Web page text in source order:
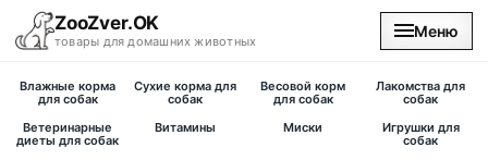
ZooZver.OK
товары для домашних животных
Меню
На главную
Влажные корма
для собак
Сухие корма для
собак
Весовой корм
для собак
Лакомства для
собак
Ветеринарные
диеты для собак
Витамины Миски
Игрушки для
собак